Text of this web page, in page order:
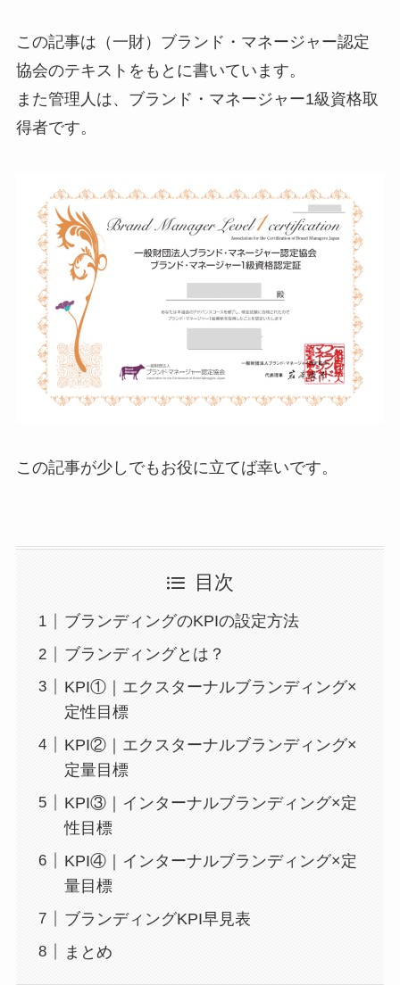
この記事は（一財）ブランド・マネージャー認定
協会のテキストをもとに書いています。
また管理人は、ブランド・マネージャー1級資格取
得者です。
この記事が少しでもお役に立てば幸いです。
目次
ブランディングのKPIの設定方法
ブランディングとは？
KPI①｜エクスターナルブランディング×
定性目標
KPI②｜エクスターナルブランディング×
定量目標
KPI③｜インターナルブランディング×定
性目標
KPI④｜インターナルブランディング×定
量目標
ブランディングKPI早見表
まとめ